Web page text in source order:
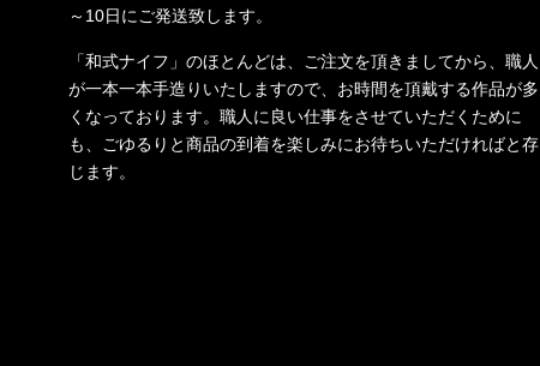
～10日にご発送致します。
「和式ナイフ」のほとんどは、ご注文を頂きましてから、職人
が一本一本手造りいたしますので、お時間を頂戴する作品が多
くなっております。職人に良い仕事をさせていただくために
も、ごゆるりと商品の到着を楽しみにお待ちいただければと存
じます。